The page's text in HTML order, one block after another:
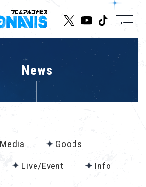
Live/Event
Character
Music
News
Media
Goods
Live/Event Info